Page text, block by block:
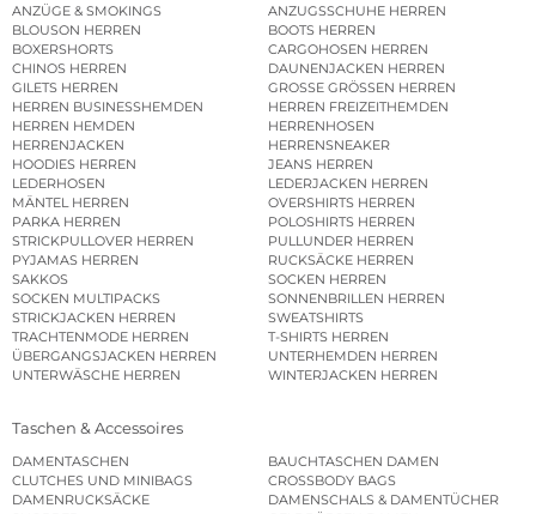
ANZÜGE & SMOKINGS
ANZUGSSCHUHE HERREN
BLOUSON HERREN
BOOTS HERREN
BOXERSHORTS
CARGOHOSEN HERREN
CHINOS HERREN
DAUNENJACKEN HERREN
GILETS HERREN
GROSSE GRÖSSEN HERREN
HERREN BUSINESSHEMDEN
HERREN FREIZEITHEMDEN
HERREN HEMDEN
HERRENHOSEN
HERRENJACKEN
HERRENSNEAKER
HOODIES HERREN
JEANS HERREN
LEDERHOSEN
LEDERJACKEN HERREN
MÄNTEL HERREN
OVERSHIRTS HERREN
PARKA HERREN
POLOSHIRTS HERREN
STRICKPULLOVER HERREN
PULLUNDER HERREN
PYJAMAS HERREN
RUCKSÄCKE HERREN
SAKKOS
SOCKEN HERREN
SOCKEN MULTIPACKS
SONNENBRILLEN HERREN
STRICKJACKEN HERREN
SWEATSHIRTS
TRACHTENMODE HERREN
T-SHIRTS HERREN
ÜBERGANGSJACKEN HERREN
UNTERHEMDEN HERREN
UNTERWÄSCHE HERREN
WINTERJACKEN HERREN
Taschen & Accessoires
DAMENTASCHEN
BAUCHTASCHEN DAMEN
CLUTCHES UND MINIBAGS
CROSSBODY BAGS
DAMENRUCKSÄCKE
DAMENSCHALS & DAMENTÜCHER